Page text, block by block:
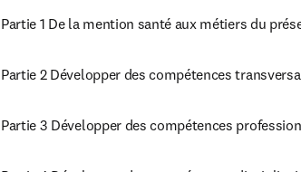
Partie 1 De la mention santé aux métiers du
Partie 2 Développer des compétences
Partie 3 Développer des compétences